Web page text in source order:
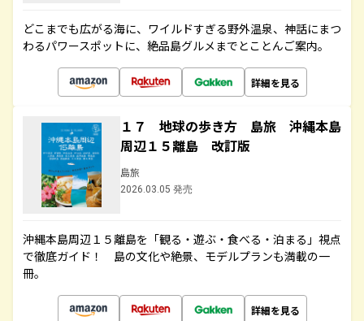
どこまでも広がる海に、ワイルドすぎる野外温泉、神話にまつ
わるパワースポットに、絶品島グルメまでとことんご案内。
詳細を見る
１７ 地球の歩き方 島旅 沖縄本島
周辺１５離島 改訂版
島旅
2026.03.05 発売
沖縄本島周辺１５離島を「観る・遊ぶ・食べる・泊まる」視点
で徹底ガイド！ 島の文化や絶景、モデルプランも満載の一
冊。
詳細を見る